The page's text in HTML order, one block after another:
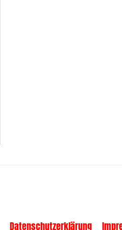
Datenschutzerklärung